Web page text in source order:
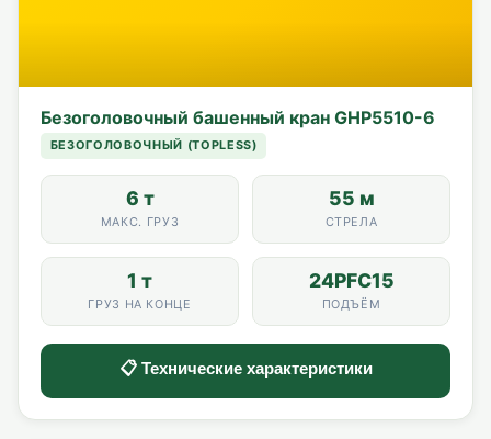
Безоголовочный башенный кран GHP5510-6
БЕЗОГОЛОВОЧНЫЙ (TOPLESS)
6 т
МАКС. ГРУЗ
55 м
СТРЕЛА
1 т
ГРУЗ НА КОНЦЕ
24PFC15
ПОДЪЁМ
📋 Технические характеристики